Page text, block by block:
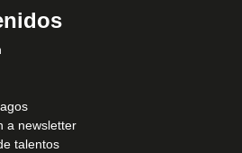
a newsletter
talentos